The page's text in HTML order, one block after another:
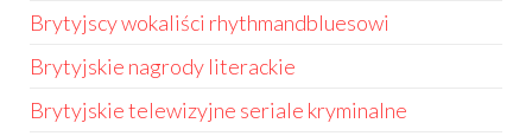
Brytyjscy wokaliści rhythmandbluesowi
Brytyjskie nagrody literackie
Brytyjskie telewizyjne seriale kryminalne